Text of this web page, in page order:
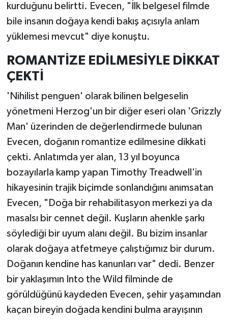
kurduğunu belirtti. Evecen, "İlk belgesel filmde
bile insanın doğaya kendi bakış açısıyla anlam
yüklemesi mevcut" diye konuştu.
ROMANTİZE EDİLMESİYLE DİKKAT
ÇEKTİ
'Nihilist penguen' olarak bilinen belgeselin
yönetmeni Herzog'un bir diğer eseri olan 'Grizzly
Man' üzerinden de değerlendirmede bulunan
Evecen, doğanın romantize edilmesine dikkati
çekti. Anlatımda yer alan, 13 yıl boyunca
bozayılarla kamp yapan Timothy Treadwell'in
hikayesinin trajik biçimde sonlandığını anımsatan
Evecen, "Doğa bir rehabilitasyon merkezi ya da
masalsı bir cennet değil. Kuşların ahenkle şarkı
söylediği bir uyum alanı değil. Bu bizim insanlar
olarak doğaya atfetmeye çalıştığımız bir durum.
Doğanın kendine has kanunları var" dedi. Benzer
bir yaklaşımın Into the Wild filminde de
görüldüğünü kaydeden Evecen, şehir yaşamından
kaçan bireyin doğada kendini bulma arayışının